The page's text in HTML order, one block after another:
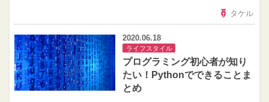
タケル
2020.06.18
ライフスタイル
プログラミング初心者が知り
たい！Pythonでできることま
とめ